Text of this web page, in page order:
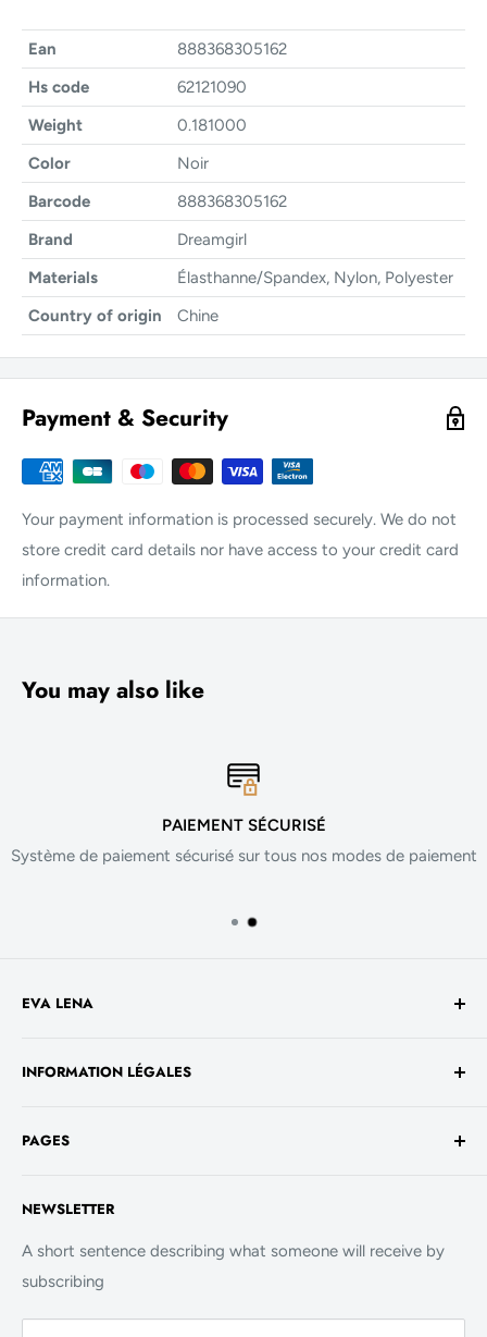
Ean
888368305162
Hs code
62121090
Weight
0.181000
Color
Noir
Barcode
888368305162
Brand
Dreamgirl
Materials
Élasthanne/Spandex, Nylon, Polyester
Country of origin
Chine
Payment & Security
Your payment information is processed securely. We do not
store credit card details nor have access to your credit card
information.
You may also like
PAIEMENT SÉCURISÉ
Système de paiement sécurisé sur tous nos modes de paiement
EVA LENA
1930 Luxembourg
+352 661 949 582
INFORMATION LÉGALES
Mentions légales
Politique de cookies
PAGES
La Boutique
FAQ
Contact
NEWSLETTER
A short sentence describing what someone will receive by
subscribing